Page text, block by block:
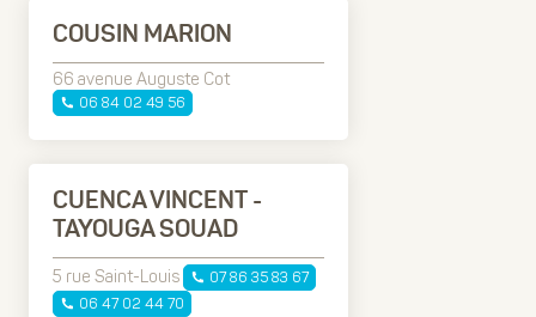
COUSIN MARION
66 avenue Auguste Cot
06 84 02 49 56
CUENCA VINCENT -
TAYOUGA SOUAD
5 rue Saint-Louis
07 86 35 83 67
06 47 02 44 70